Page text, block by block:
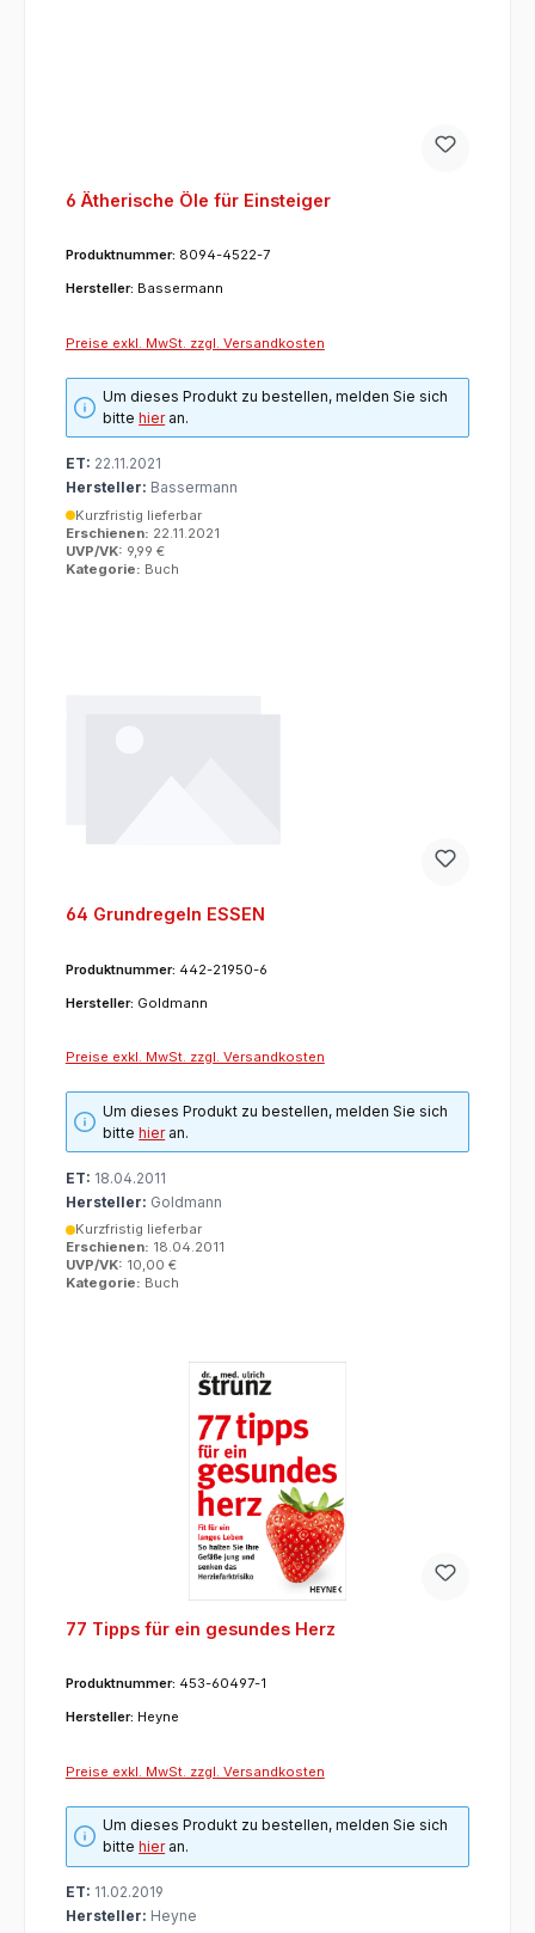
6 Ätherische Öle für Einsteiger
Produktnummer: 8094-4522-7
Hersteller: Bassermann
Preise exkl. MwSt. zzgl. Versandkosten
Um dieses Produkt zu bestellen, melden Sie sich
bittehieran.
ET: 22.11.2021
Hersteller: Bassermann
Kurzfristig lieferbar
Erschienen: 22.11.2021
UVP/VK: 9,99 €
Kategorie: Buch
64 Grundregeln ESSEN
Produktnummer: 442-21950-6
Hersteller: Goldmann
Preise exkl. MwSt. zzgl. Versandkosten
Um dieses Produkt zu bestellen, melden Sie sich
bittehieran.
ET: 18.04.2011
Hersteller: Goldmann
Kurzfristig lieferbar
Erschienen: 18.04.2011
UVP/VK: 10,00 €
Kategorie: Buch
77 Tipps für ein gesundes Herz
Produktnummer: 453-60497-1
Hersteller: Heyne
Preise exkl. MwSt. zzgl. Versandkosten
Um dieses Produkt zu bestellen, melden Sie sich
bittehieran.
ET: 11.02.2019
Hersteller: Heyne